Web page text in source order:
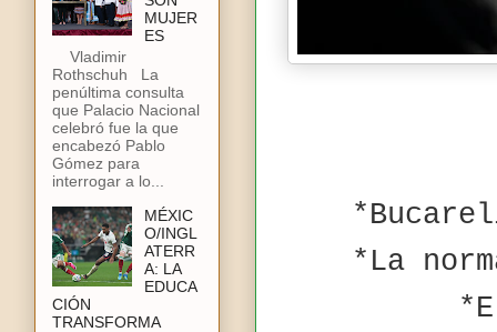
*La
MUJER
ES
Vladimir
Rothschuh La
penúltima consulta
que Palacio Nacional
celebró fue la que
encabezó Pablo
Gómez para
interrogar a lo...
MÉXIC
O/INGL
ATERR
A: LA
EDUCA
CIÓN
TRANSFORMA